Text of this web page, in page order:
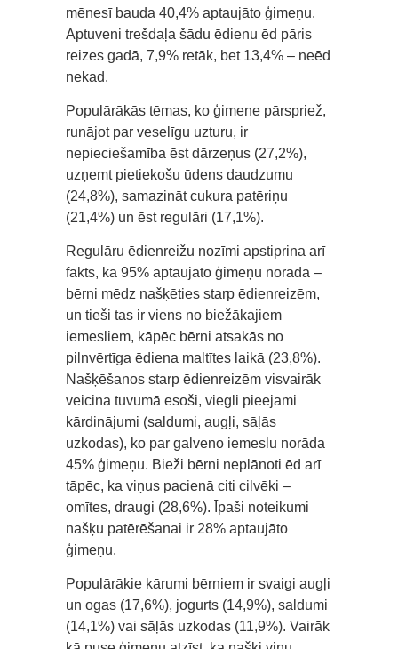
mēnesī bauda 40,4% aptaujāto ģimeņu.
Aptuveni trešdaļa šādu ēdienu ēd pāris
reizes gadā, 7,9% retāk, bet 13,4% – neēd
nekad.
Populārākās tēmas, ko ģimene pārspriež,
runājot par veselīgu uzturu, ir
nepieciešamība ēst dārzeņus (27,2%),
uzņemt pietiekošu ūdens daudzumu
(24,8%), samazināt cukura patēriņu
(21,4%) un ēst regulāri (17,1%).
Regulāru ēdienreižu nozīmi apstiprina arī
fakts, ka 95% aptaujāto ģimeņu norāda –
bērni mēdz našķēties starp ēdienreizēm,
un tieši tas ir viens no biežākajiem
iemesliem, kāpēc bērni atsakās no
pilnvērtīga ēdiena maltītes laikā (23,8%).
Našķēšanos starp ēdienreizēm visvairāk
veicina tuvumā esoši, viegli pieejami
kārdinājumi (saldumi, augļi, sāļās
uzkodas), ko par galveno iemeslu norāda
45% ģimeņu. Bieži bērni neplānoti ēd arī
tāpēc, ka viņus pacienā citi cilvēki –
omītes, draugi (28,6%). Īpaši noteikumi
našķu patērēšanai ir 28% aptaujāto
ģimeņu.
Populārākie kārumi bērniem ir svaigi augļi
un ogas (17,6%), jogurts (14,9%), saldumi
(14,1%) vai sāļās uzkodas (11,9%). Vairāk